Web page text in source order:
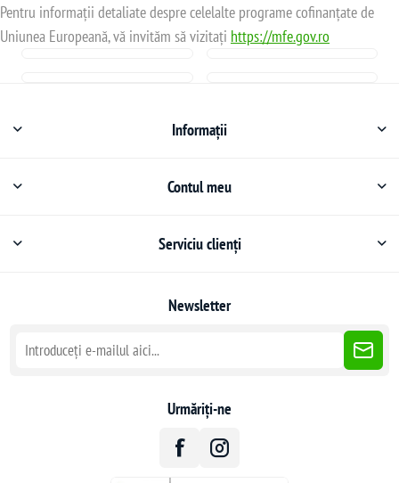
Pentru informații detaliate despre celelalte programe cofinanțate de
Uniunea Europeană, vă invităm să vizitați https://mfe.gov.ro
Informații
Contul meu
Serviciu clienți
Newsletter
Urmăriți-ne